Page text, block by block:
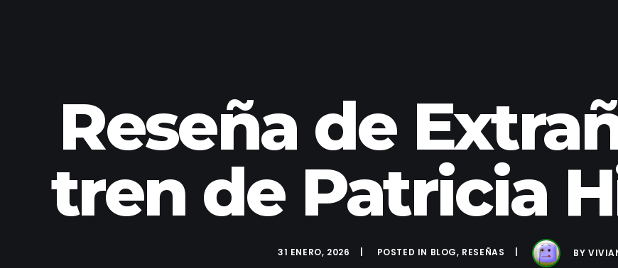
Reseña de
tren de Patricia
31 ENERO, 2026 POSTED IN BLOG, RESEÑAS BY